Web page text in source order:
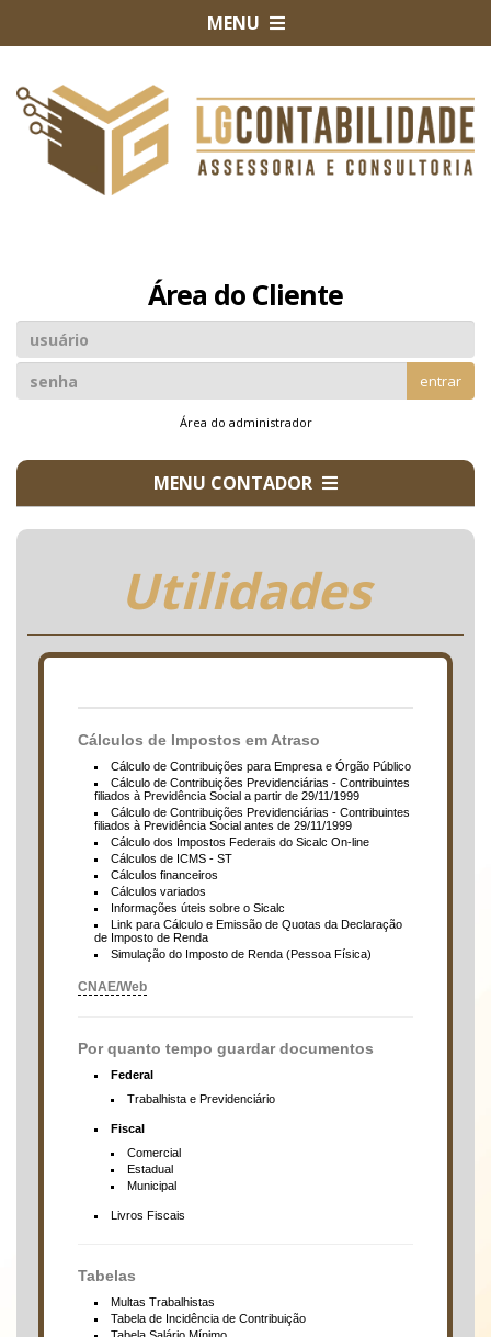
Área do Cliente
entrar
Área do administrador
MENU CONTADOR
MENU
Utilidades
Cálculos de Impostos em Atraso
Cálculo de Contribuições para Empresa e Órgão Público
Cálculo de Contribuições Previdenciárias - Contribuintes
filiados à Previdência Social a partir de 29/11/1999
Cálculo de Contribuições Previdenciárias - Contribuintes
filiados à Previdência Social antes de 29/11/1999
Cálculo dos Impostos Federais do Sicalc On-line
Cálculos de ICMS - ST
Cálculos financeiros
Cálculos variados
Informações úteis sobre o Sicalc
Link para Cálculo e Emissão de Quotas da Declaração
de Imposto de Renda
Simulação do Imposto de Renda (Pessoa Física)
CNAE/Web
Por quanto tempo guardar documentos
Federal
Trabalhista e Previdenciário
Fiscal
Comercial
Estadual
Municipal
Livros Fiscais
Tabelas
Multas Trabalhistas
Tabela de Incidência de Contribuição